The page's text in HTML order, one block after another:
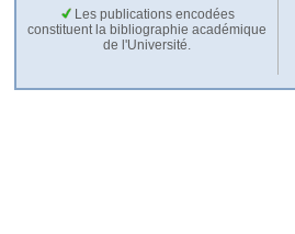
Les publications encodées
constituent la bibliographie académique
de l'Université.